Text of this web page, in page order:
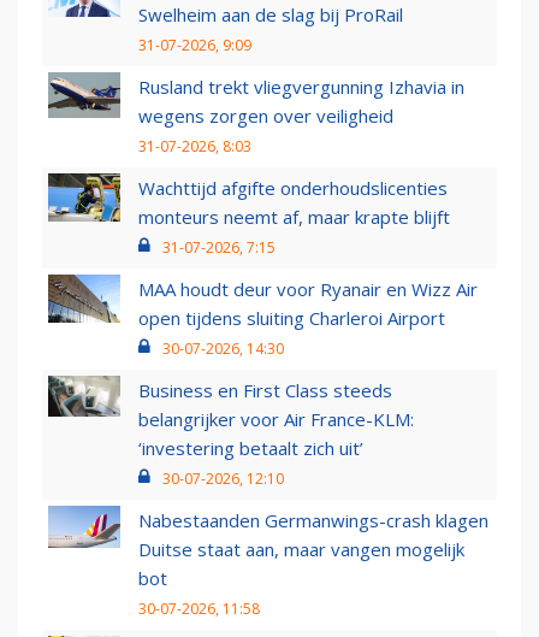
Swelheim aan de slag bij ProRail
31-07-2026, 9:09
Rusland trekt vliegvergunning Izhavia in
wegens zorgen over veiligheid
31-07-2026, 8:03
Wachttijd afgifte onderhoudslicenties
monteurs neemt af, maar krapte blijft
31-07-2026, 7:15
MAA houdt deur voor Ryanair en Wizz Air
open tijdens sluiting Charleroi Airport
30-07-2026, 14:30
Business en First Class steeds
belangrijker voor Air France-KLM:
‘investering betaalt zich uit’
30-07-2026, 12:10
Nabestaanden Germanwings-crash klagen
Duitse staat aan, maar vangen mogelijk
bot
30-07-2026, 11:58